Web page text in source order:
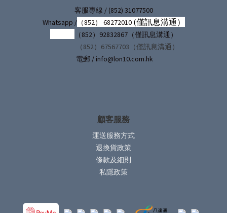
客服專線 / (852) 31077500
Whatsapp /（852） 68272010 (僅訊息溝通）
（852）92832867（僅訊息溝通）
（852）67567703（僅訊息溝通）
電郵 / info@lon10.com.hk
顧客服務
運送服務方式
退換貨政策
條款及細則
私隱政策